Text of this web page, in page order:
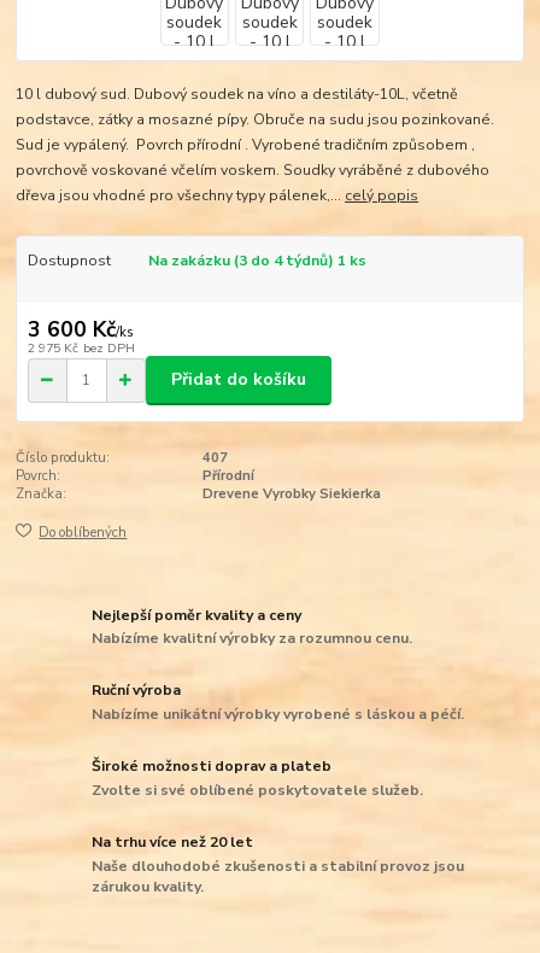
10 l dubový sud. Dubový soudek na víno a destiláty-10L, včetně
podstavce, zátky a mosazné pípy. Obruče na sudu jsou pozinkované.
Sud je vypálený. Povrch přírodní . Vyrobené tradičním způsobem ,
povrchově voskované včelím voskem. Soudky vyráběné z dubového
dřeva jsou vhodné pro všechny typy pálenek,... celý popis
Dostupnost Na zakázku (3 do 4 týdnů) 1 ks
3 600 Kč/ks
2 975 Kč bez DPH
Přidat do košíku
Číslo produktu:
407
Povrch:
Přírodní
Značka:
Drevene Vyrobky Siekierka
Do oblíbených
Nejlepší poměr kvality a ceny
Nabízíme kvalitní výrobky za rozumnou cenu.
Ruční výroba
Nabízíme unikátní výrobky vyrobené s láskou a péčí.
Široké možnosti doprav a plateb
Zvolte si své oblíbené poskytovatele služeb.
Na trhu více než 20 let
Naše dlouhodobé zkušenosti a stabilní provoz jsou
zárukou kvality.